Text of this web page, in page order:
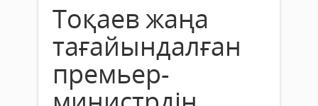
Тоқаев жаңа
тағайындалған
премьер-